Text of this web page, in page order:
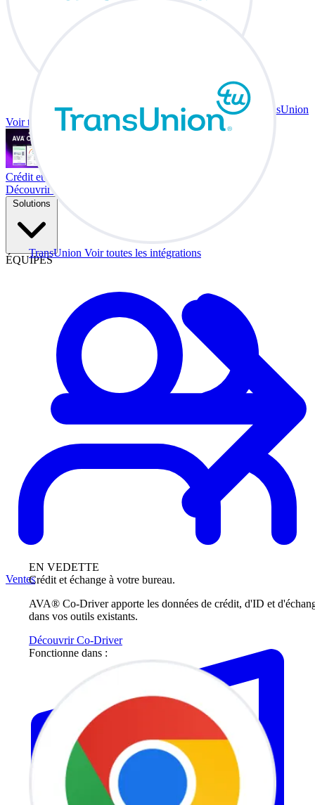
TransUnion Voir toutes les intégrations
EN VEDETTE
Crédit et échange à votre bureau.
AVA® Co-Driver apporte les données de crédit, d'ID et
dans vos outils existants.
Découvrir Co-Driver
Fonctionne dans :
TransUnion
Voir toutes les intégrations
Crédit et échange à votre bureau.
Découvrir Co-Driver
Solutions
ÉQUIPES
Ventes